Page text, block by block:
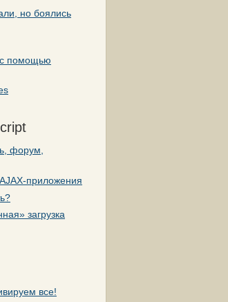
но боялись
с помощью
форум,
приложения
загрузка
все!